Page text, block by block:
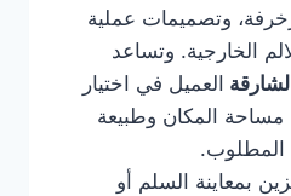
وتصميمات عملية
الخارجية. وتساعد
العميل في اختيار
المكان وطبيعة
المطلوب.
بمعاينة السلم أو